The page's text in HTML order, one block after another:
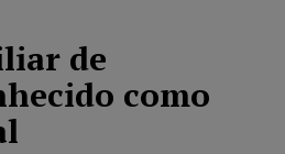
de
como